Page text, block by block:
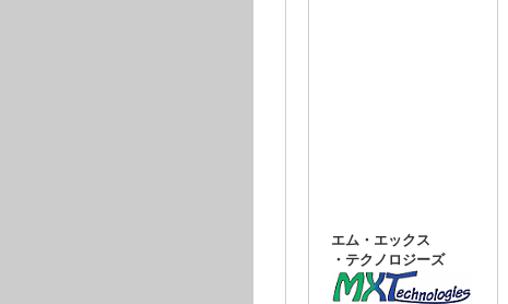
エム・エックス
・テクノロジーズ